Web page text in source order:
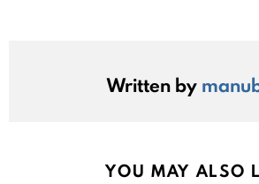
Written by
YOU MAY ALSO